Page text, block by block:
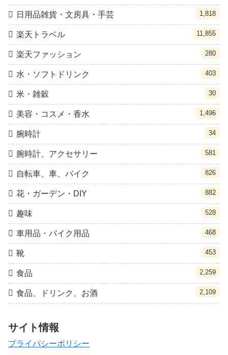
日用品雑貨・文房具・手芸 1,818
楽天トラベル 11,855
楽天ファッション 280
水・ソフトドリンク 403
米・雑穀 30
美容・コスメ・香水 1,496
腕時計 34
腕時計、アクセサリー 581
自転車、車、バイク 826
花・ガーデン・DIY 882
趣味 528
車用品・バイク用品 468
靴 453
食品 2,259
食品、ドリンク、お酒 2,109
サイト情報
プライバシーポリシー